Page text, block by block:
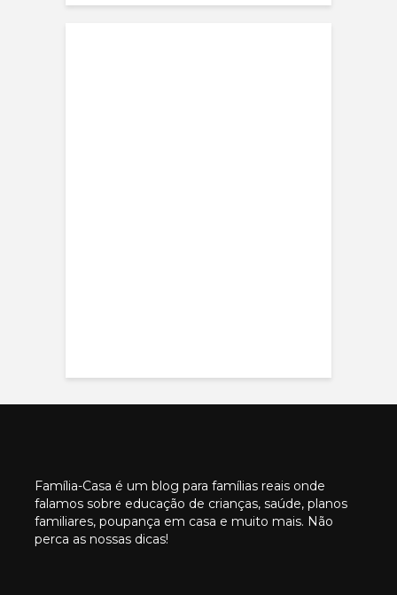
Família-Casa é um blog para famílias reais onde
falamos sobre educação de crianças, saúde, planos
familiares, poupança em casa e muito mais. Não
perca as nossas dicas!